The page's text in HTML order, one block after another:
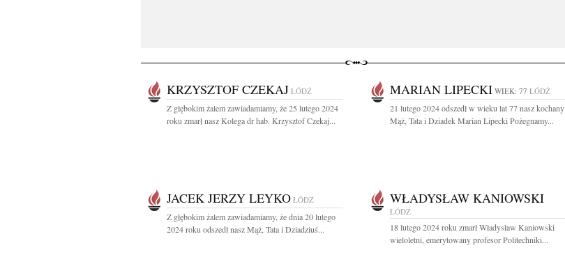
KRZYSZTOF CZEKAJ ŁÓDŹ
Z głębokim żalem zawiadamiamy, że 25 lutego 2024
roku zmarł nasz Kolega dr hab. Krzysztof Czekaj...
MARIAN LIPECKI WIEK: 77 ŁÓDŹ
21 lutego 2024 odszedł w wieku lat 77 nasz kochany
Mąż, Tata i Dziadek Marian Lipecki Pożegnamy...
JACEK JERZY LEYKO ŁÓDŹ
Z głębokim żalem zawiadamiamy, że dnia 20 lutego
2024 roku odszedł nasz Mąż, Tata i Dziadziuś...
WŁADYSŁAW KANIOWSKI
ŁÓDŹ
18 lutego 2024 roku zmarł Władysław Kaniowski
wieloletni, emerytowany profesor Politechniki...